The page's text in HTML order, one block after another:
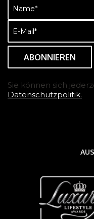
Name
(erforderlich)
E-
Mail
(erforderlich)
Sie können sich
Datenschutzpolitik.